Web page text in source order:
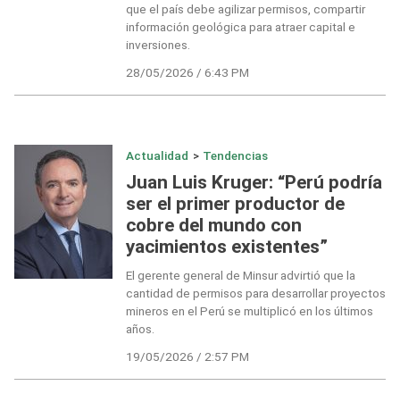
que el país debe agilizar permisos, compartir
información geológica para atraer capital e
inversiones.
28/05/2026 / 6:43 PM
Actualidad > Tendencias
Juan Luis Kruger: “Perú podría
ser el primer productor de
cobre del mundo con
yacimientos existentes”
El gerente general de Minsur advirtió que la
cantidad de permisos para desarrollar proyectos
mineros en el Perú se multiplicó en los últimos
años.
19/05/2026 / 2:57 PM